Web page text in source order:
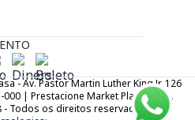
- Av. Pastor Martin Luther King Jr. 126
000 | Prestacione Market Place LTDA.
- Todos os direitos reservados.